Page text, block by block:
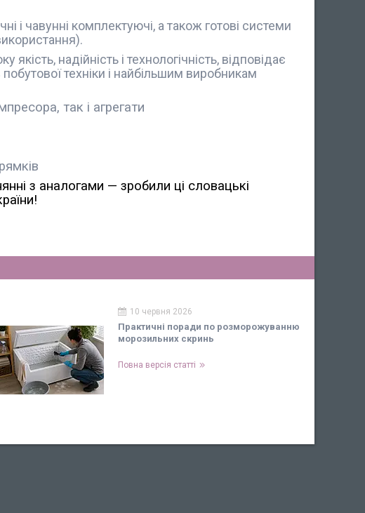
і чавунні комплектуючі, а також готові системи
надійність і технологічність, відповідає
техніки і найбільшим виробникам
так і агрегати
з аналогами — зробили ці словацькі
10 червня 2026
Практичні поради по розморожуванню
морозильних скринь
Повна версія статті